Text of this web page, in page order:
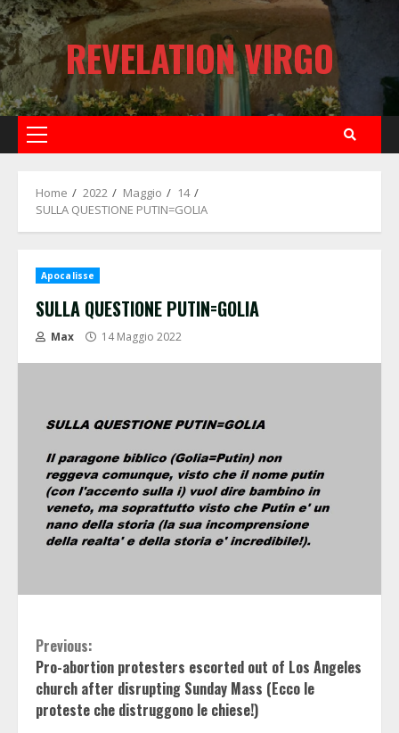
Skip
to
content
REVELATION VIRGO
Primary
Home 2022 Maggio
14
SULLA QUESTIONE PUTIN=GOLIA
Apocalisse
SULLA QUESTIONE PUTIN=GOLIA
Max 14 Maggio 2022
Continue
Reading
Previous:
Pro-abortion protesters escorted out of Los Angeles
church after disrupting Sunday Mass (Ecco le
proteste che distruggono le chiese!)